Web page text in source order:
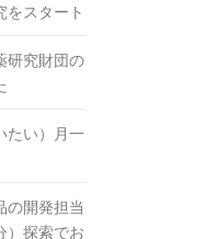
をスタート
研究財団の
たい）月一
の開発担当
）探索でお